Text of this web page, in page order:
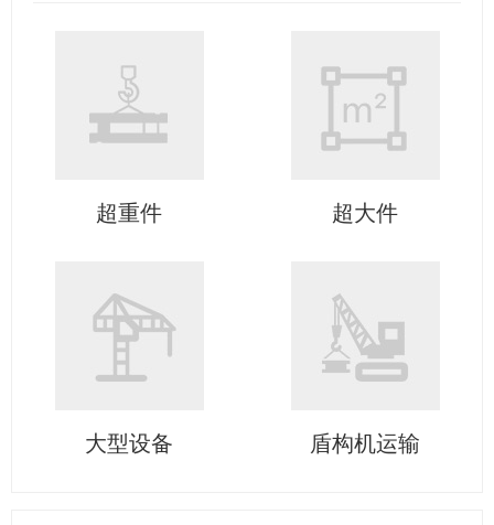
超重件 超大件
大型设备 盾构机运输